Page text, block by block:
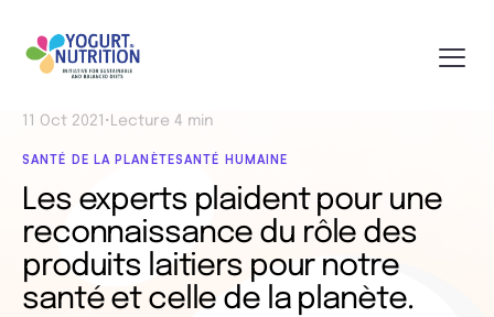
11 Oct 2021 • Lecture 4 min
SANTÉ DE LA PLANÈTESANTÉ HUMAINE
Les experts plaident pour une
reconnaissance du rôle des
produits laitiers pour notre
santé et celle de la planète.